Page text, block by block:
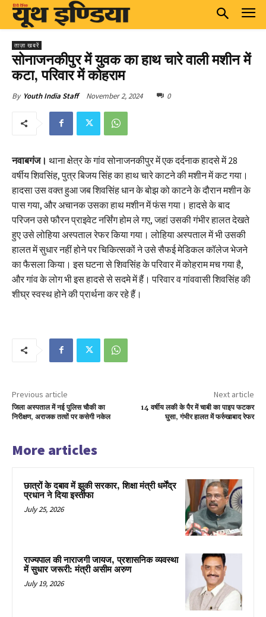
ताज़ा खबरें
सोनाजनकीपुर में युवक का हाथ चारे वाली मशीन में
कटा, परिवार में कोहराम
By Youth India Staff November 2, 2024 0
नवाबगंज। थाना क्षेत्र के गांव सोनाजनकीपुर में एक दर्दनाक हादसे में 28
वर्षीय शिवसिंह, पुत्र बिजय सिंह का हाथ चारे काटने की मशीन में कट गया।
हादसा उस वक्त हुआ जब शिवसिंह धान के बोझ को काटने के दौरान मशीन के
पास गया, और अचानक उसका हाथ मशीन में फंस गया। हादसे के बाद
परिजन उसे फौरन प्राइवेट नर्सिंग होम ले गए, जहां उसकी गंभीर हालत देखते
हुए उसे लोहिया अस्पताल रेफर किया गया। लोहिया अस्पताल में भी उसकी
हालत में सुधार नहीं होने पर चिकित्सकों ने उसे सैफई मेडिकल कॉलेज भेजने
का फैसला किया। इस घटना से शिवसिंह के परिवार में कोहराम मच गया है,
और गांव के लोग भी इस हादसे से सदमे में हैं। परिवार व गांववासी शिवसिंह की
शीघ्र स्वस्थ होने की प्रार्थना कर रहे हैं।
Previous article
जिला अस्पताल में नई पुलिस चौकी का
निरीक्षण, अराजक तत्वों पर कसेगी नकेल
Next article
14 वर्षीय लकी के पैर में चाबी का पाइप फटकर
घुसा, गंभीर हालत में फर्रुखाबाद रेफर
More articles
छात्रों के दबाव में झुकी सरकार, शिक्षा मंत्री धर्मेंद्र
प्रधान ने दिया इस्तीफा
July 25, 2026
राज्यपाल की नाराजगी जायज, प्रशासनिक व्यवस्था
में सुधार जरूरी: मंत्री असीम अरुण
July 19, 2026